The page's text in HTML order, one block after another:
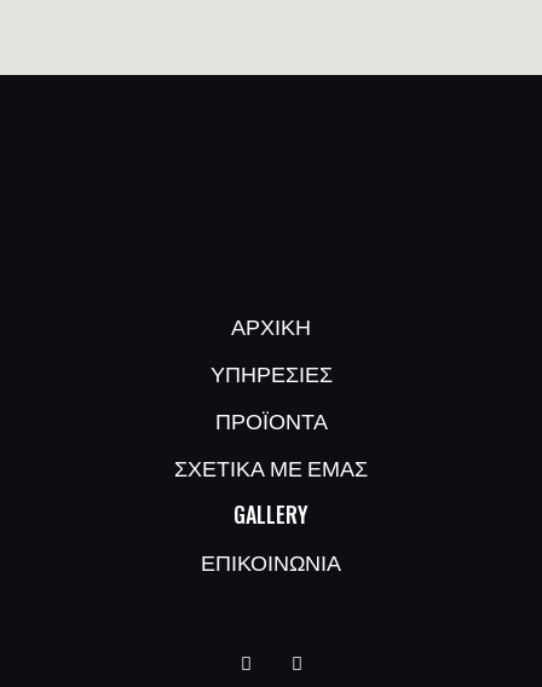
ΑΡΧΙΚΗ
ΥΠΗΡΕΣΙΕΣ
ΠΡΟΪΟΝΤΑ
ΣΧΕΤΙΚΑ ΜΕ ΕΜΑΣ
GALLERY
ΕΠΙΚΟΙΝΩΝΙΑ